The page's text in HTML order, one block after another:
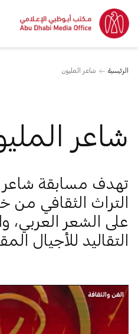
الرئيسية شاعر المليون
شاعر
تهدف مسابقة شاعر
التراث الثقافي من
على الشعر العربي،
التقاليد للأجيال
الفن والثقافة